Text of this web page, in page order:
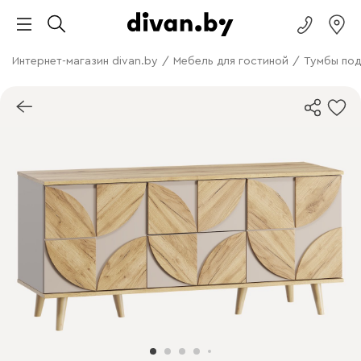
Интернет-магазин divan.by / Мебель для гостиной / Тумбы